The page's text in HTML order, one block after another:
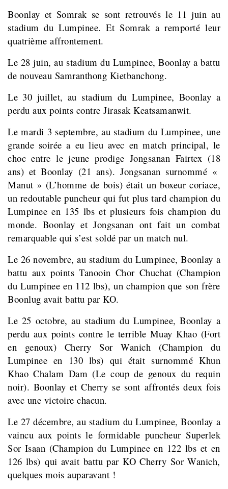
Boonlay et Somrak se sont retrouvés le 11 juin au
stadium du Lumpinee. Et Somrak a remporté leur
quatrième affrontement.
Le 28 juin, au stadium du Lumpinee, Boonlay a battu
de nouveau Samranthong Kietbanchong.
Le 30 juillet, au stadium du Lumpinee, Boonlay a
perdu aux points contre Jirasak Keatsamanwit.
Le mardi 3 septembre, au stadium du Lumpinee, une
grande soirée a eu lieu avec en match principal, le
choc entre le jeune prodige Jongsanan Fairtex (18
ans) et Boonlay (21 ans). Jongsanan surnommé «
Manut » (L’homme de bois) était un boxeur coriace,
un redoutable puncheur qui fut plus tard champion du
Lumpinee en 135 lbs et plusieurs fois champion du
monde. Boonlay et Jongsanan ont fait un combat
remarquable qui s’est soldé par un match nul.
Le 26 novembre, au stadium du Lumpinee, Boonlay a
battu aux points Tanooin Chor Chuchat (Champion
du Lumpinee en 112 lbs), un champion que son frère
Boonlug avait battu par KO.
Le 25 octobre, au stadium du Lumpinee, Boonlay a
perdu aux points contre le terrible Muay Khao (Fort
en genoux) Cherry Sor Wanich (Champion du
Lumpinee en 130 lbs) qui était surnommé Khun
Khao Chalam Dam (Le coup de genoux du requin
noir). Boonlay et Cherry se sont affrontés deux fois
avec une victoire chacun.
Le 27 décembre, au stadium du Lumpinee, Boonlay a
vaincu aux points le formidable puncheur Superlek
Sor Isaan (Champion du Lumpinee en 122 lbs et en
126 lbs) qui avait battu par KO Cherry Sor Wanich,
quelques mois auparavant !